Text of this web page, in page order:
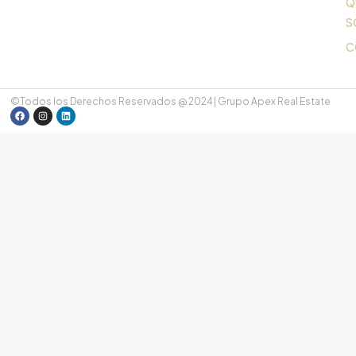
©Todos los Derechos Reservados @ 2024 | Grupo Apex Real Estate